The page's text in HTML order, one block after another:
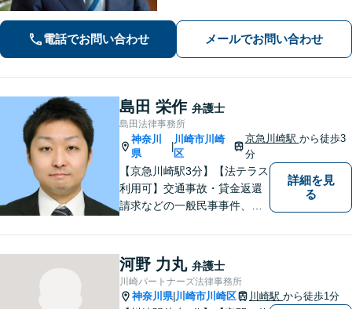
す。クチコミ・リピーターの方も多
数。お気軽にお問い合わせ下さい。
電話でお問い合わせ メールでお問い合わせ
島田 栄作 弁護士
島田法律事務所
神奈川
県
川崎市川崎
区
京急川崎駅 から徒歩3
分
【京急川崎駅3分】【法テラス
利用可】交通事故・貸金返還
請求などの一般民事事件、離
事事件、任意整理・破産・個
人再生などの債務整理事件、
さらには刑事事件等幅広い分
野を取り扱っております。お
詳細を見
る
河野 力丸 弁護士
川崎パートナーズ法律事務所
神奈川県| 川崎市川崎区 川崎駅 から徒歩1分